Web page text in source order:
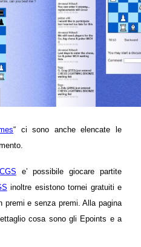
“ ci sono anche elencate le
e’ possibile giocare partite
inoltre esistono tornei gratuiti e
premi e senza premi. Alla pagina
cosa sono gli Epoints e a